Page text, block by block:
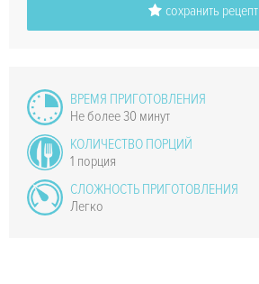
сохранить рецепт
ВРЕМЯ ПРИГОТОВЛЕНИЯ
Не более 30 минут
КОЛИЧЕСТВО ПОРЦИЙ
1 порция
СЛОЖНОСТЬ ПРИГОТОВЛЕНИЯ
Легко